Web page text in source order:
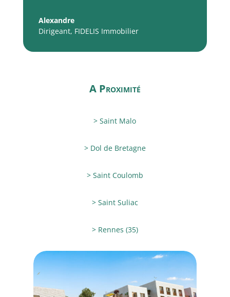
Alexandre
Dirigeant, FIDELIS Immobilier
A Proximité
> Saint Malo
> Dol de Bretagne
> Saint Coulomb
> Saint Suliac
> Rennes (35)